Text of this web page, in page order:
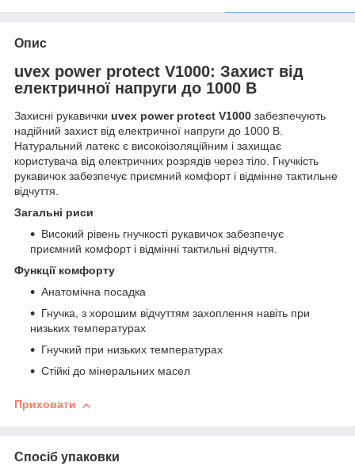
Опис
uvex power protect V1000: Захист від
електричної напруги до 1000 В
Захисні рукавички uvex power protect V1000 забезпечують
надійний захист від електричної напруги до 1000 В.
Натуральний латекс є високоізоляційним і захищає
користувача від електричних розрядів через тіло. Гнучкість
рукавичок забезпечує приємний комфорт і відмінне тактильне
відчуття.
Загальні риси
Високий рівень гнучкості рукавичок забезпечує
приємний комфорт і відмінні тактильні відчуття.
Функції комфорту
Анатомічна посадка
Гнучка, з хорошим відчуттям захоплення навіть при
низьких температурах
Гнучкий при низьких температурах
Стійкі до мінеральних масел
Приховати
Спосіб упаковки